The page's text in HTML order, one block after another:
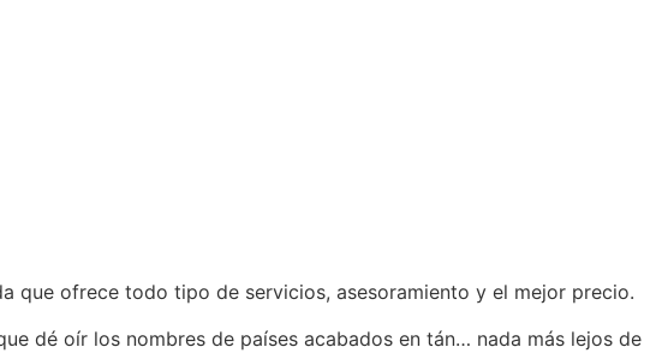
que ofrece todo tipo de servicios, asesoramiento y el mejor precio.
dé oír los nombres de países acabados en tán… nada más lejos de